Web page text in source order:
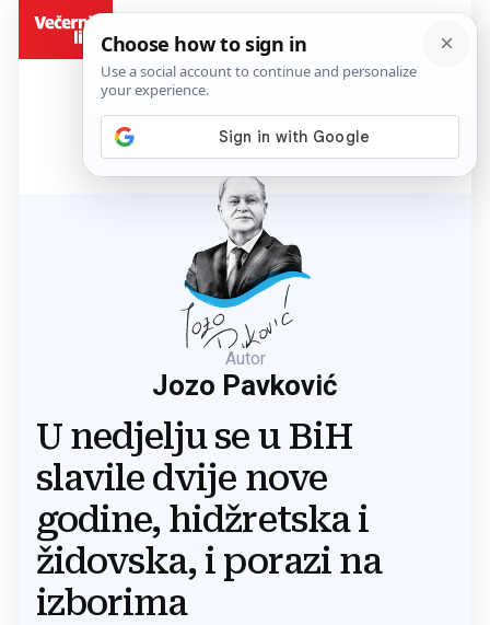
Autor
Jozo Pavković
U nedjelju se u BiH
slavile dvije nove
godine, hidžretska i
židovska, i porazi na
izborima